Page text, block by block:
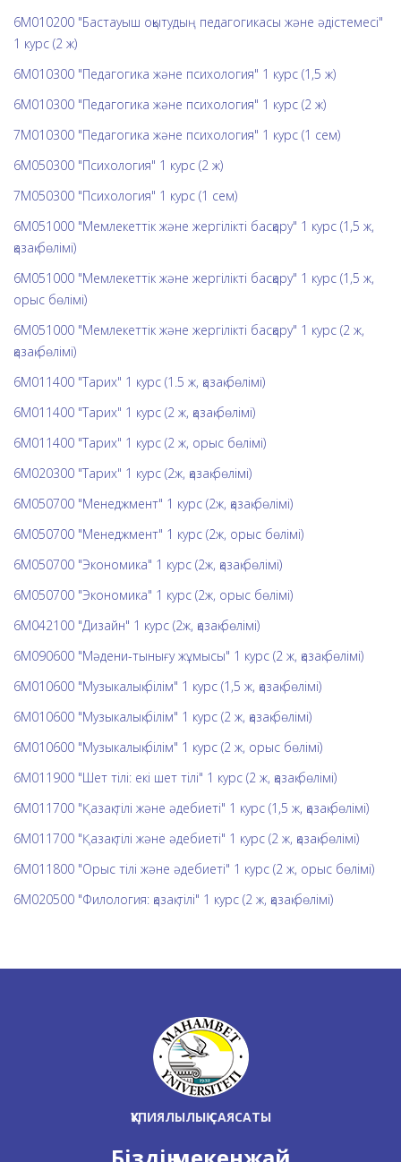
6М010200 "Бастауыш оқытудың педагогикасы және әдістемесі"
1 курс (2 ж)
6М010300 "Педагогика және психология" 1 курс (1,5 ж)
6М010300 "Педагогика және психология" 1 курс (2 ж)
7М010300 "Педагогика және психология" 1 курс (1 сем)
6М050300 "Психология" 1 курс (2 ж)
7М050300 "Психология" 1 курс (1 сем)
6М051000 "Мемлекеттік және жергілікті басқару" 1 курс (1,5 ж,
қазақ бөлімі)
6М051000 "Мемлекеттік және жергілікті басқару" 1 курс (1,5 ж,
орыс бөлімі)
6М051000 "Мемлекеттік және жергілікті басқару" 1 курс (2 ж,
қазақ бөлімі)
6М011400 "Тарих" 1 курс (1.5 ж, қазақ бөлімі)
6М011400 "Тарих" 1 курс (2 ж, қазақ бөлімі)
6М011400 "Тарих" 1 курс (2 ж, орыс бөлімі)
6М020300 "Тарих" 1 курс (2ж, қазақ бөлімі)
6М050700 "Менеджмент" 1 курс (2ж, қазақ бөлімі)
6М050700 "Менеджмент" 1 курс (2ж, орыс бөлімі)
6М050700 "Экономика" 1 курс (2ж, қазақ бөлімі)
6М050700 "Экономика" 1 курс (2ж, орыс бөлімі)
6М042100 "Дизайн" 1 курс (2ж, қазақ бөлімі)
6М090600 "Мәдени-тынығу жұмысы" 1 курс (2 ж, қазақ бөлімі)
6М010600 "Музыкалық білім" 1 курс (1,5 ж, қазақ бөлімі)
6М010600 "Музыкалық білім" 1 курс (2 ж, қазақ бөлімі)
6М010600 "Музыкалық білім" 1 курс (2 ж, орыс бөлімі)
6M011900 "Шет тілі: екі шет тілі" 1 курс (2 ж, қазақ бөлімі)
6М011700 "Қазақ тілі және әдебиеті" 1 курс (1,5 ж, қазақ бөлімі)
6М011700 "Қазақ тілі және әдебиеті" 1 курс (2 ж, қазақ бөлімі)
6М011800 "Орыс тілі және әдебиеті" 1 курс (2 ж, орыс бөлімі)
6М020500 "Филология: қазақ тілі" 1 курс (2 ж, қазақ бөлімі)
ҚҰПИЯЛЫЛЫҚ САЯСАТЫ